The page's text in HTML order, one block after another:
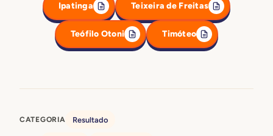
Ipatinga Teixeira de Freitas
Teófilo Otoni Timóteo
CATEGORIA Resultado